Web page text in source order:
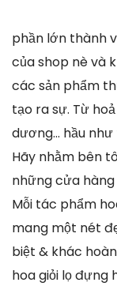
phần lớn thành
của shop nè và
các sản phẩm
tạo ra sự. Từ
dương… hầu
Hãy nhằm bên
những cửa hàng
Mỗi tác phẩm
mang một nét
biệt & khác
hoa giỏi lọ đựng